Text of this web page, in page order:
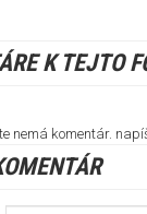
K TEJTO
nemá komentár.